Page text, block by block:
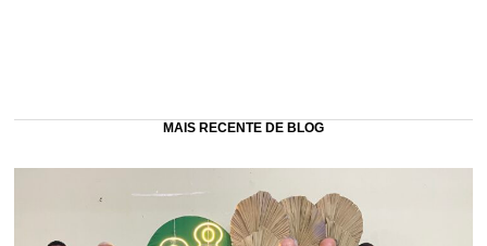
MAIS RECENTE DE BLOG